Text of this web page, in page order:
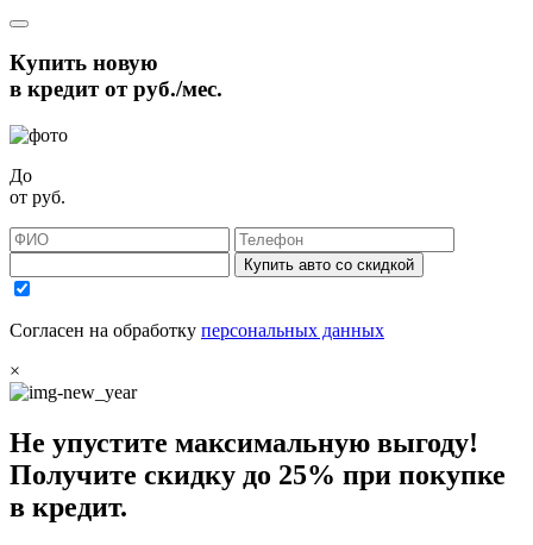
Купить новую
в кредит отруб./мес.
До
от руб.
Купить авто со скидкой
Согласен на обработку персональных данных
×
Не упустите максимальную выгоду!
Получите скидку до 25% при покупке
в кредит.